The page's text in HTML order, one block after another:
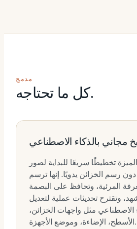
مدمج
كل ما تحتاجه.
مجاني بالذكاء الاصطناعي
تخطيطًا سريعًا للبداية لصور
دون رسم الخزائن يدويًا. إنها ترسم
المرئية، وتحافظ على البصمة
وتقترح تحديثات عملية لتعديل
الاصطناعي مثل واجهات الخزائن،
الأسطح، الإضاءة، وموضع الأجهزة.